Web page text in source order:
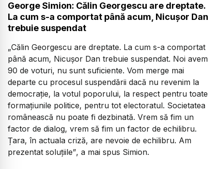
George Simion: Călin Georgescu are dreptate.
La cum s-a comportat până acum, Nicușor Dan
trebuie suspendat
„Călin Georgescu are dreptate. La cum s-a comportat
până acum, Nicușor Dan trebuie suspendat. Noi avem
90 de voturi, nu sunt suficiente. Vom merge mai
departe cu procesul suspendării dacă nu revenim la
democrație, la votul poporului, la respect pentru toate
formațiunile politice, pentru tot electoratul. Societatea
românească nu poate fi dezbinată. Vrem să fim un
factor de dialog, vrem să fim un factor de echilibru.
Țara, în actuala criză, are nevoie de echilibru. Am
prezentat soluțiile”, a mai spus Simion.